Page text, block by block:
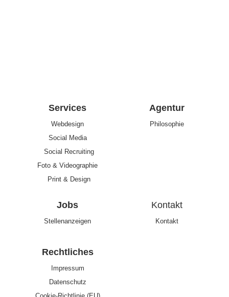
Services
Webdesign
Social Media
Social Recruiting
Foto & Videographie
Print & Design
Agentur
Philosophie
Jobs
Stellenanzeigen
Kontakt
Kontakt
Rechtliches
Impressum
Datenschutz